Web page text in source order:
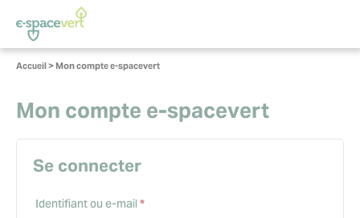
Panneau de gestion des cookies
Vous
Accueil>Mon compte e-spacevert
Mon compte e-spacevert
Se connecter
Identifiant ou e-mail *Obligatoire